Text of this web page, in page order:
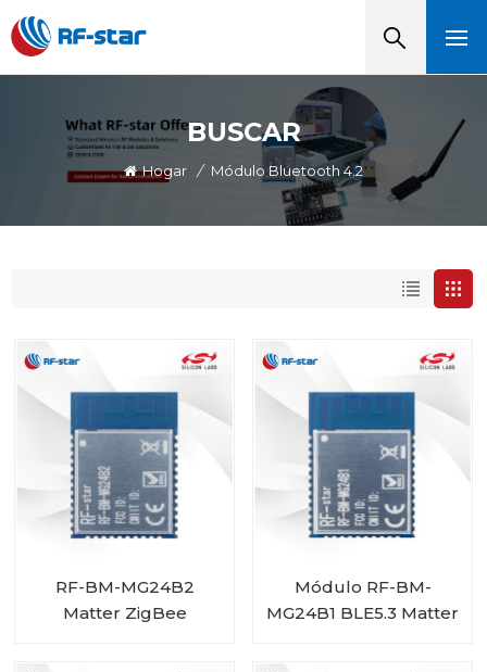
BUSCAR
Hogar / Módulo Bluetooth 4.2
RF-BM-MG24B2
Matter ZigBee
Módulo RF-BM-
MG24B1 BLE5.3 Matter